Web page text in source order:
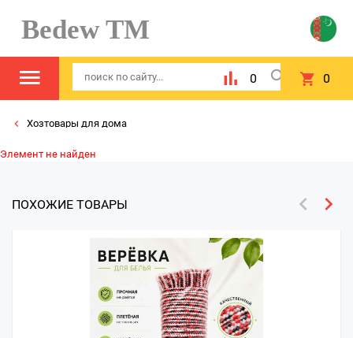
Bedew TM
0 0
Хозтовары для дома
Элемент не найден
ПОХОЖИЕ ТОВАРЫ